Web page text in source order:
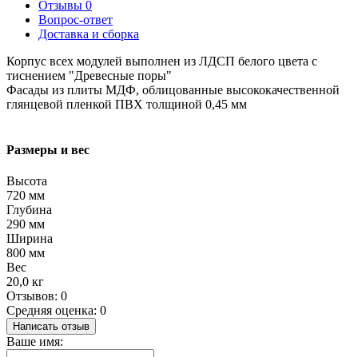
Отзывы 0
Вопрос-ответ
Доставка и сборка
Корпус всех модулей выполнен из ЛДСП белого цвета с
тиснением "Древесные поры"
Фасады из плиты МДФ, облицованные высококачественной
глянцевой пленкой ПВХ толщиной 0,45 мм
Размеры и вес
Высота
720 мм
Глубина
290 мм
Ширина
800 мм
Вес
20,0 кг
Отзывов: 0
Средняя оценка: 0
Написать отзыв
Ваше имя: